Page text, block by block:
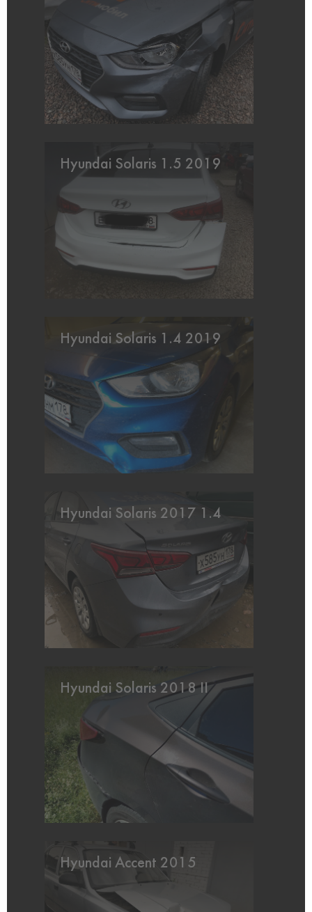
Hyundai Solaris 1.5 2019
Hyundai Solaris 1.4 2019
Hyundai Solaris 2017 1.4
Hyundai Solaris 2018 II
Hyundai Accent 2015